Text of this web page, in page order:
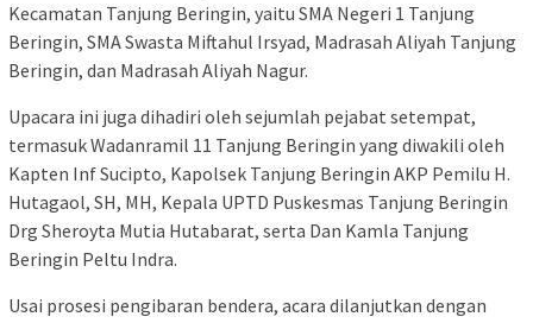
Kecamatan Tanjung Beringin, yaitu SMA Negeri 1 Tanjung
Beringin, SMA Swasta Miftahul Irsyad, Madrasah Aliyah Tanjung
Beringin, dan Madrasah Aliyah Nagur.
Upacara ini juga dihadiri oleh sejumlah pejabat setempat,
termasuk Wadanramil 11 Tanjung Beringin yang diwakili oleh
Kapten Inf Sucipto, Kapolsek Tanjung Beringin AKP Pemilu H.
Hutagaol, SH, MH, Kepala UPTD Puskesmas Tanjung Beringin
Drg Sheroyta Mutia Hutabarat, serta Dan Kamla Tanjung
Beringin Peltu Indra.
Usai prosesi pengibaran bendera, acara dilanjutkan dengan